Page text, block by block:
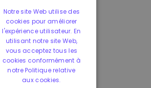
Notre site Web utilise des
cookies pour améliorer
l'expérience utilisateur. En
utilisant notre site Web,
vous acceptez tous les
cookies conformément à
notre Politique relative
aux cookies.